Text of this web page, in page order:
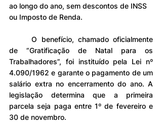
ao longo do ano, sem descontos de INSS
ou Imposto de Renda.
	O benefício, chamado oficialmente
de “Gratificação de Natal para os
Trabalhadores”, foi instituído pela Lei nº
4.090/1962 e garante o pagamento de um
salário extra no encerramento do ano. A
legislação determina que a primeira
parcela seja paga entre 1º de fevereiro e
30 de novembro.